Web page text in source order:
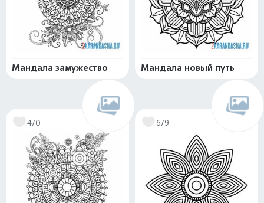
Мандала замужество Мандала новый путь
470 679